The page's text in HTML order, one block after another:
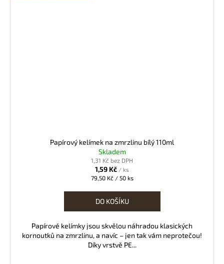
Papírový kelímek na zmrzlinu bílý 110ml
Skladem
1,31 Kč bez DPH
1,59 Kč / ks
Měrná
79,50 Kč / 50 ks
DO KOŠÍKU
Papírové kelímky jsou skvělou náhradou klasických
kornoutků na zmrzlinu, a navíc – jen tak vám neprotečou!
Díky vrstvě PE...